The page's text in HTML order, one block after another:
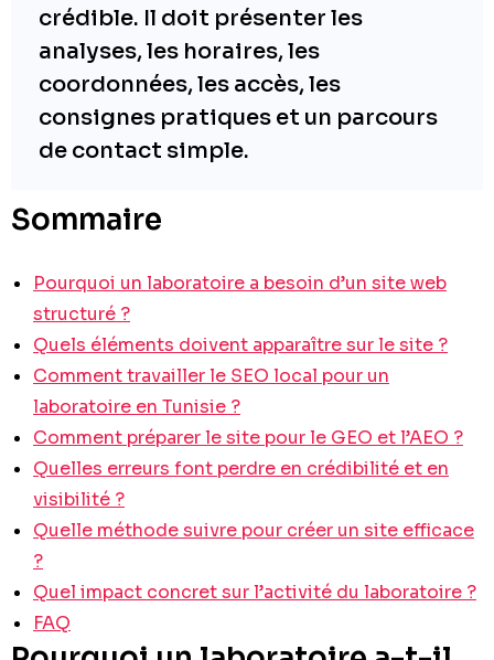
crédible. Il doit présenter les
analyses, les horaires, les
coordonnées, les accès, les
consignes pratiques et un parcours
de contact simple.
Sommaire
Pourquoi un laboratoire a besoin d’un site web
structuré ?
Quels éléments doivent apparaître sur le site ?
Comment travailler le SEO local pour un
laboratoire en Tunisie ?
Comment préparer le site pour le GEO et l’AEO ?
Quelles erreurs font perdre en crédibilité et en
visibilité ?
Quelle méthode suivre pour créer un site efficace
?
Quel impact concret sur l’activité du laboratoire ?
FAQ